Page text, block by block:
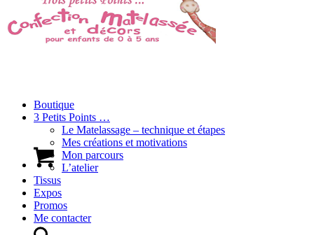
Boutique
3 Petits Points …
Le Matelassage – technique et étapes
Mes créations et motivations
Mon parcours
L’atelier
Tissus
Expos
Promos
Me contacter